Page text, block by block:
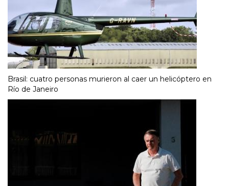
Brasil: cuatro personas murieron al caer un helicóptero en
Río de Janeiro